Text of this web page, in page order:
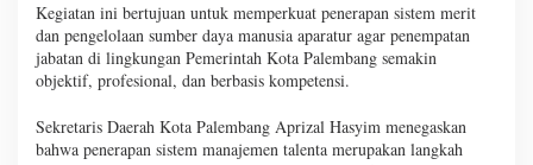
Kegiatan ini bertujuan untuk memperkuat penerapan sistem merit
dan pengelolaan sumber daya manusia aparatur agar penempatan
jabatan di lingkungan Pemerintah Kota Palembang semakin
objektif, profesional, dan berbasis kompetensi.
Sekretaris Daerah Kota Palembang Aprizal Hasyim menegaskan
bahwa penerapan sistem manajemen talenta merupakan langkah